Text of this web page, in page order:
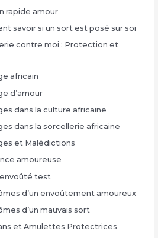
rapide amour
savoir si un sort est posé sur soi
contre moi : Protection et
africain
d’amour
dans la culture africaine
dans la sorcellerie africaine
et Malédictions
amoureuse
envoûté test
d’un envoûtement amoureux
d’un mauvais sort
et Amulettes Protectrices